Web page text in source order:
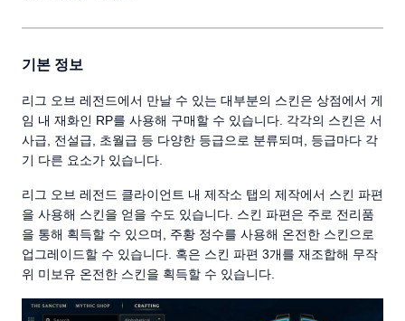
기본 정보
리그 오브 레전드에서 만날 수 있는 대부분의 스킨은 상점에서 게
임 내 재화인 RP를 사용해 구매할 수 있습니다. 각각의 스킨은 서
사급, 전설급, 초월급 등 다양한 등급으로 분류되며, 등급마다 각
기 다른 요소가 있습니다.
리그 오브 레전드 클라이언트 내 제작소 탭의 제작에서 스킨 파편
을 사용해 스킨을 얻을 수도 있습니다. 스킨 파편은 주로 전리품
을 통해 획득할 수 있으며, 주황 정수를 사용해 온전한 스킨으로
업그레이드할 수 있습니다. 혹은 스킨 파편 3개를 재조합해 무작
위 미보유 온전한 스킨을 획득할 수 있습니다.